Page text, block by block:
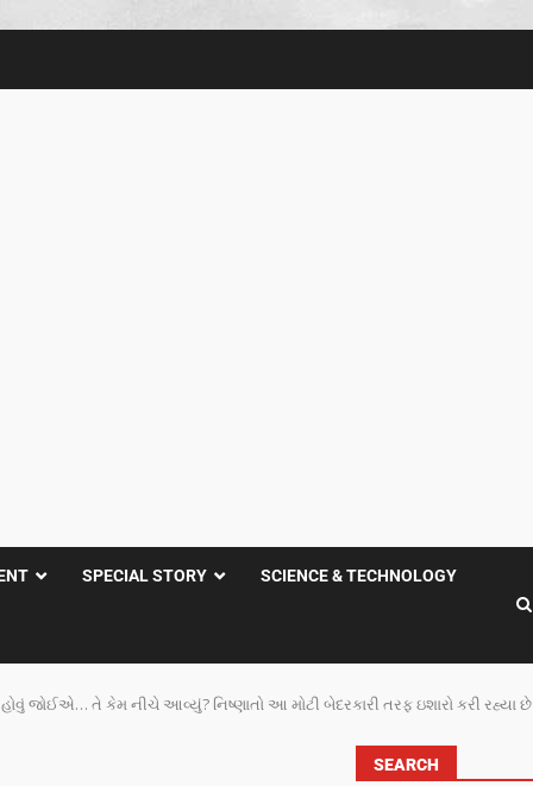
SPECIAL STORY SCIENCE & TECHNOLOGY
જોઈએ… તે કેમ નીચે આવ્યું? નિષ્ણાતો આ મોટી બેદરકારી તરફ ઇશારો કરી રહ્યા છે
SEARCH